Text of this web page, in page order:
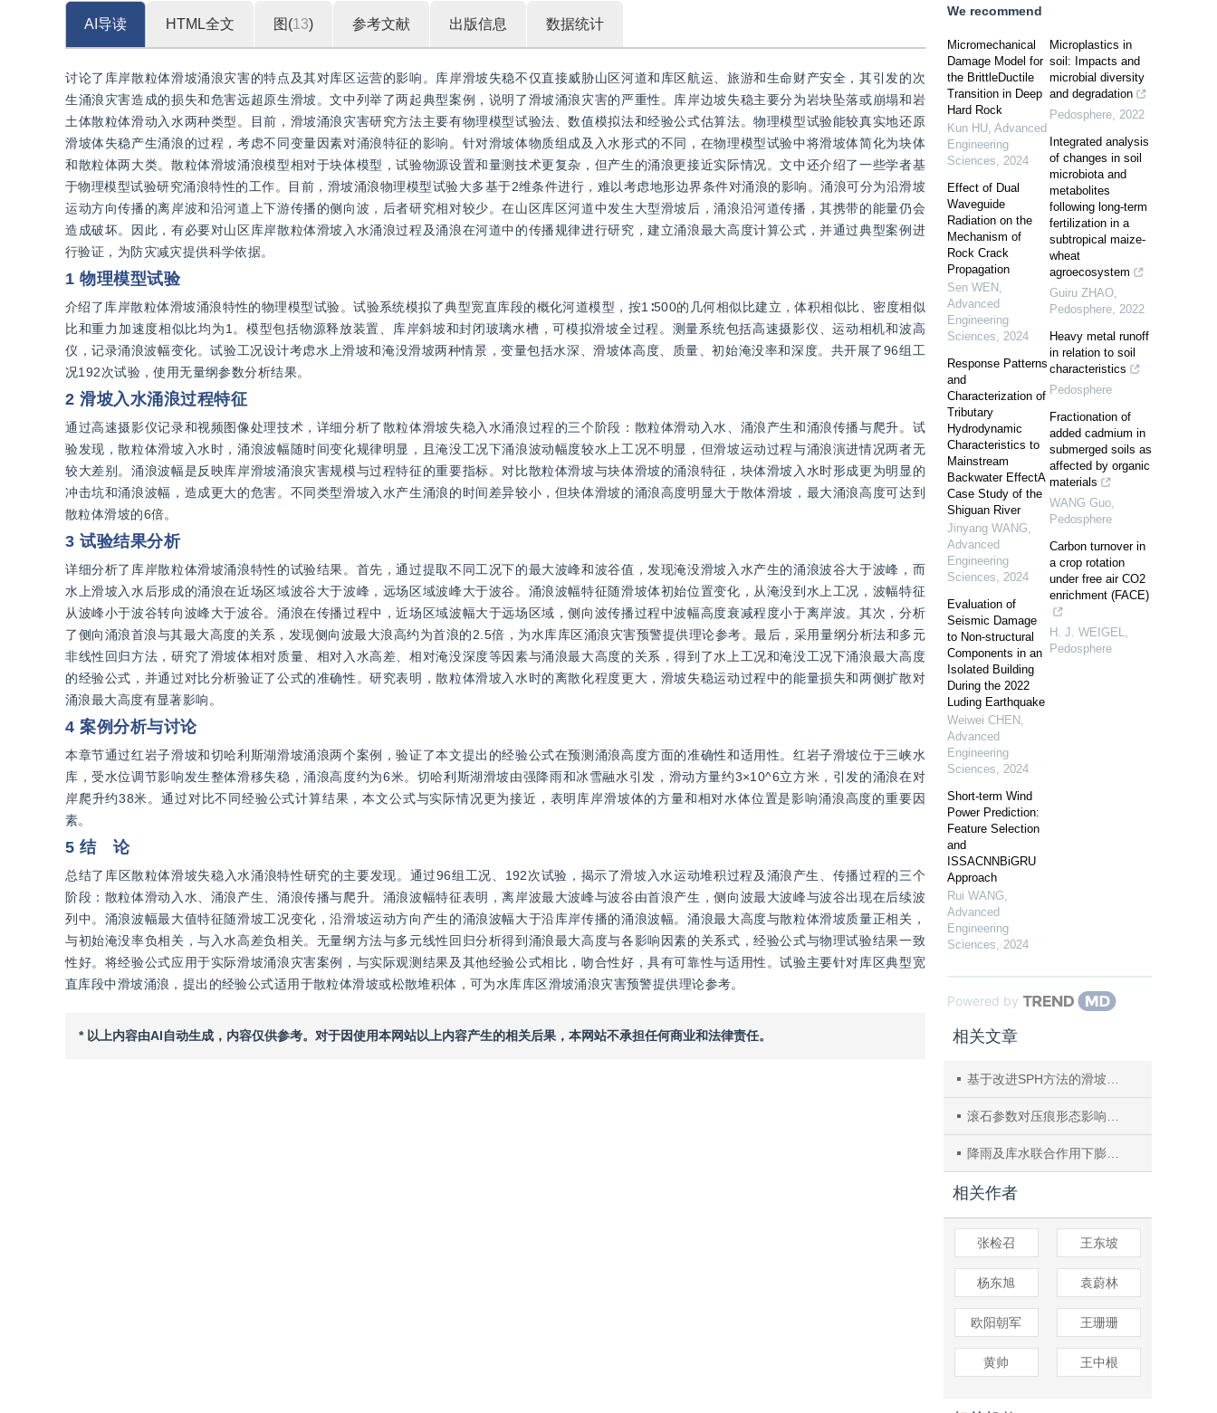
AI导读 HTML全文 图(13) 参考文献 出版信息 数据统计
讨论了库岸散粒体滑坡涌浪灾害的特点及其对库区运营的影响。库岸滑坡失稳不仅直接威胁山区河道和库区航运、旅游和生命财产安全，其引发的次
生涌浪灾害造成的损失和危害远超原生滑坡。文中列举了两起典型案例，说明了滑坡涌浪灾害的严重性。库岸边坡失稳主要分为岩块坠落或崩塌和岩
土体散粒体滑动入水两种类型。目前，滑坡涌浪灾害研究方法主要有物理模型试验法、数值模拟法和经验公式估算法。物理模型试验能较真实地还原
滑坡体失稳产生涌浪的过程，考虑不同变量因素对涌浪特征的影响。针对滑坡体物质组成及入水形式的不同，在物理模型试验中将滑坡体简化为块体
和散粒体两大类。散粒体滑坡涌浪模型相对于块体模型，试验物源设置和量测技术更复杂，但产生的涌浪更接近实际情况。文中还介绍了一些学者基
于物理模型试验研究涌浪特性的工作。目前，滑坡涌浪物理模型试验大多基于2维条件进行，难以考虑地形边界条件对涌浪的影响。涌浪可分为沿滑坡
运动方向传播的离岸波和沿河道上下游传播的侧向波，后者研究相对较少。在山区库区河道中发生大型滑坡后，涌浪沿河道传播，其携带的能量仍会
造成破坏。因此，有必要对山区库岸散粒体滑坡入水涌浪过程及涌浪在河道中的传播规律进行研究，建立涌浪最大高度计算公式，并通过典型案例进
行验证，为防灾减灾提供科学依据。
1 物理模型试验
介绍了库岸散粒体滑坡涌浪特性的物理模型试验。试验系统模拟了典型宽直库段的概化河道模型，按1∶500的几何相似比建立，体积相似比、密度相似
比和重力加速度相似比均为1。模型包括物源释放装置、库岸斜坡和封闭玻璃水槽，可模拟滑坡全过程。测量系统包括高速摄影仪、运动相机和波高
仪，记录涌浪波幅变化。试验工况设计考虑水上滑坡和淹没滑坡两种情景，变量包括水深、滑坡体高度、质量、初始淹没率和深度。共开展了96组工
况192次试验，使用无量纲参数分析结果。
2 滑坡入水涌浪过程特征
通过高速摄影仪记录和视频图像处理技术，详细分析了散粒体滑坡失稳入水涌浪过程的三个阶段：散粒体滑动入水、涌浪产生和涌浪传播与爬升。试
验发现，散粒体滑坡入水时，涌浪波幅随时间变化规律明显，且淹没工况下涌浪波动幅度较水上工况不明显，但滑坡运动过程与涌浪演进情况两者无
较大差别。涌浪波幅是反映库岸滑坡涌浪灾害规模与过程特征的重要指标。对比散粒体滑坡与块体滑坡的涌浪特征，块体滑坡入水时形成更为明显的
冲击坑和涌浪波幅，造成更大的危害。不同类型滑坡入水产生涌浪的时间差异较小，但块体滑坡的涌浪高度明显大于散体滑坡，最大涌浪高度可达到
散粒体滑坡的6倍。
3 试验结果分析
详细分析了库岸散粒体滑坡涌浪特性的试验结果。首先，通过提取不同工况下的最大波峰和波谷值，发现淹没滑坡入水产生的涌浪波谷大于波峰，而
水上滑坡入水后形成的涌浪在近场区域波谷大于波峰，远场区域波峰大于波谷。涌浪波幅特征随滑坡体初始位置变化，从淹没到水上工况，波幅特征
从波峰小于波谷转向波峰大于波谷。涌浪在传播过程中，近场区域波幅大于远场区域，侧向波传播过程中波幅高度衰减程度小于离岸波。其次，分析
了侧向涌浪首浪与其最大高度的关系，发现侧向波最大浪高约为首浪的2.5倍，为水库库区涌浪灾害预警提供理论参考。最后，采用量纲分析法和多元
非线性回归方法，研究了滑坡体相对质量、相对入水高差、相对淹没深度等因素与涌浪最大高度的关系，得到了水上工况和淹没工况下涌浪最大高度
的经验公式，并通过对比分析验证了公式的准确性。研究表明，散粒体滑坡入水时的离散化程度更大，滑坡失稳运动过程中的能量损失和两侧扩散对
涌浪最大高度有显著影响。
4 案例分析与讨论
本章节通过红岩子滑坡和切哈利斯湖滑坡涌浪两个案例，验证了本文提出的经验公式在预测涌浪高度方面的准确性和适用性。红岩子滑坡位于三峡水
库，受水位调节影响发生整体滑移失稳，涌浪高度约为6米。切哈利斯湖滑坡由强降雨和冰雪融水引发，滑动方量约3×10^6立方米，引发的涌浪在对
岸爬升约38米。通过对比不同经验公式计算结果，本文公式与实际情况更为接近，表明库岸滑坡体的方量和相对水体位置是影响涌浪高度的重要因
素。
5 结 论
总结了库区散粒体滑坡失稳入水涌浪特性研究的主要发现。通过96组工况、192次试验，揭示了滑坡入水运动堆积过程及涌浪产生、传播过程的三个
阶段：散粒体滑动入水、涌浪产生、涌浪传播与爬升。涌浪波幅特征表明，离岸波最大波峰与波谷由首浪产生，侧向波最大波峰与波谷出现在后续波
列中。涌浪波幅最大值特征随滑坡工况变化，沿滑坡运动方向产生的涌浪波幅大于沿库岸传播的涌浪波幅。涌浪最大高度与散粒体滑坡质量正相关，
与初始淹没率负相关，与入水高差负相关。无量纲方法与多元线性回归分析得到涌浪最大高度与各影响因素的关系式，经验公式与物理试验结果一致
性好。将经验公式应用于实际滑坡涌浪灾害案例，与实际观测结果及其他经验公式相比，吻合性好，具有可靠性与适用性。试验主要针对库区典型宽
直库段中滑坡涌浪，提出的经验公式适用于散粒体滑坡或松散堆积体，可为水库库区滑坡涌浪灾害预警提供理论参考。
* 以上内容由AI自动生成，内容仅供参考。对于因使用本网站以上内容产生的相关后果，本网站不承担任何商业和法律责任。
We recommend
Micromechanical
Damage Model for
the BrittleDuctile
Transition in Deep
Hard Rock
Kun HU, Advanced
Engineering
Sciences, 2024
Effect of Dual
Waveguide
Radiation on the
Mechanism of
Rock Crack
Propagation
Sen WEN ,
Advanced
Engineering
Sciences, 2024
Response Patterns
and
Characterization of
Tributary
Hydrodynamic
Characteristics to
Mainstream
Backwater EffectA
Case Study of the
Shiguan River
Jinyang WANG,
Advanced
Engineering
Sciences, 2024
Evaluation of
Seismic Damage
to Non-structural
Components in an
Isolated Building
During the 2022
Luding Earthquake
Weiwei CHEN ,
Advanced
Engineering
Sciences, 2024
Short-term Wind
Power Prediction:
Feature Selection
and
ISSACNNBiGRU
Approach
Rui WANG,
Advanced
Engineering
Sciences, 2024
Microplastics in
soil: Impacts and
microbial diversity
and degradation
Pedosphere, 2022
Integrated analysis
of changes in soil
microbiota and
metabolites
following long-term
fertilization in a
subtropical maize-
wheat
agroecosystem
Guiru ZHAO,
Pedosphere, 2022
Heavy metal runoff
in relation to soil
characteristics
Pedosphere
Fractionation of
added cadmium in
submerged soils as
affected by organic
materials
WANG Guo,
Pedosphere
Carbon turnover in
a crop rotation
under free air CO2
enrichment (FACE)
H. J. WEIGEL,
Pedosphere
Powered by
相关文章
基于改进SPH方法的滑坡涌浪对大坝结构冲击响应规律
滚石参数对压痕形态影响机制及关联模型研究
降雨及库水联合作用下膨胀土滑坡变形机理研究
相关作者
张检召 王东坡
杨东旭 袁蔚林
欧阳朝军 王珊珊
黄帅 王中根